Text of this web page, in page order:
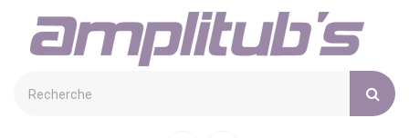
Cookies management panel